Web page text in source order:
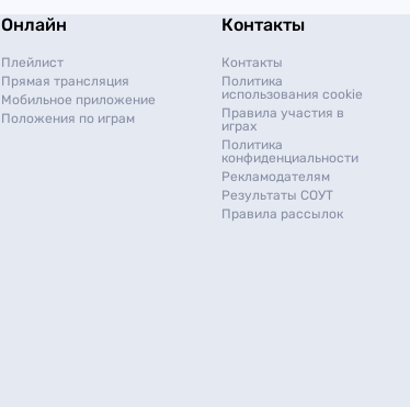
Онлайн
Плейлист
Прямая трансляция
Мобильное приложение
Положения по играм
Контакты
Контакты
Политика
использования cookie
Правила участия в
играх
Политика
конфиденциальности
Рекламодателям
Результаты СОУТ
Правила рассылок